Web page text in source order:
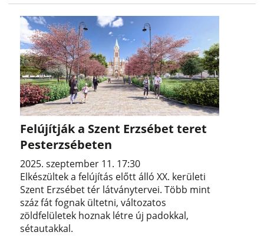
Felújítják a Szent Erzsébet teret
Pesterzsébeten
2025. szeptember 11. 17:30
Elkészültek a felújítás előtt álló XX. kerületi
Szent Erzsébet tér látványtervei. Több mint
száz fát fognak ültetni, változatos
zöldfelületek hoznak létre új padokkal,
sétautakkal.